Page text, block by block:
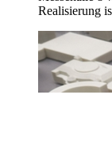
Realisierung